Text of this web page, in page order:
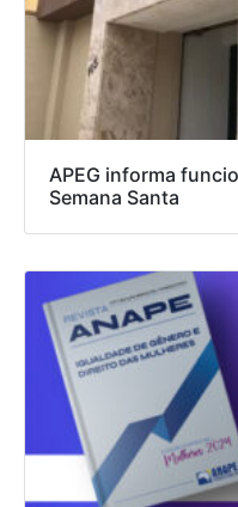
APEG informa
Semana Santa